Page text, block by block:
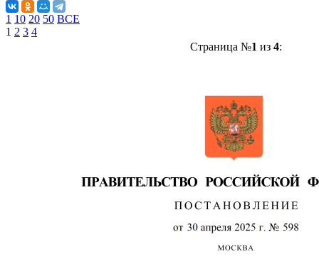
1 10 20 50 ВСЕ
1 2 3 4
Страница №1 из 4: